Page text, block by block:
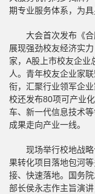
期专业服务体系，为
大会首次发布《
展现强劲校友经济实
家，A股上市校友企业
人。青年校友企业家
衔，汇聚行业领军企
校还发布80项可产业
车、新一代信息技术
成果走向产业一线。
现场举行校地战
果转化项目落地包河
接、快速落地。国务
部长侯永志作主旨演